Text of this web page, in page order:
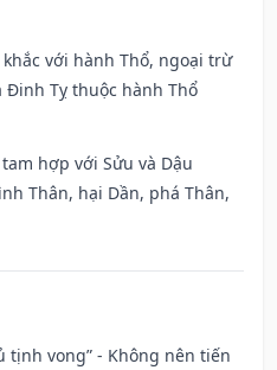
với hành Thổ, ngoại trừ
Đinh Tỵ thuộc hành Thổ
hợp với Sửu và Dậu
Thân, hại Dần, phá Thân,
tịnh vong” - Không nên tiến